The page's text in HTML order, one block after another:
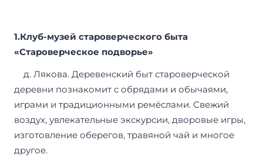
1.Клуб-музей староверческого быта
«Староверческое подворье»
д. Лякова. Деревенский быт староверческой
деревни познакомит с обрядами и обычаями,
играми и традиционными ремёслами. Свежий
воздух, увлекательные экскурсии, дворовые игры,
изготовление оберегов, травяной чай и многое
другое.